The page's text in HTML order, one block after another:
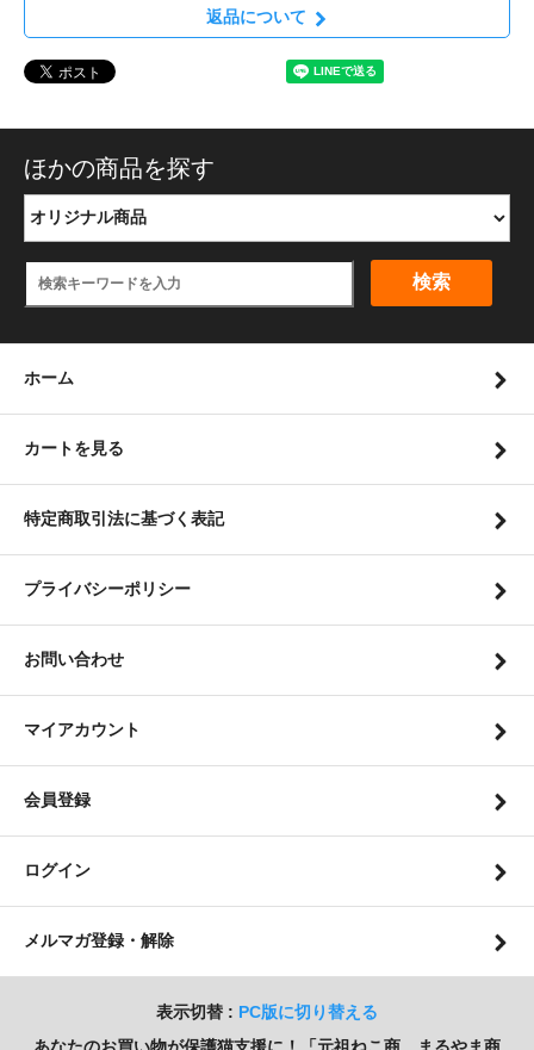
返品について
ほかの商品を探す
検索
ホーム
カートを見る
特定商取引法に基づく表記
プライバシーポリシー
お問い合わせ
マイアカウント
会員登録
ログイン
メルマガ登録・解除
表示切替 : PC版に切り替える